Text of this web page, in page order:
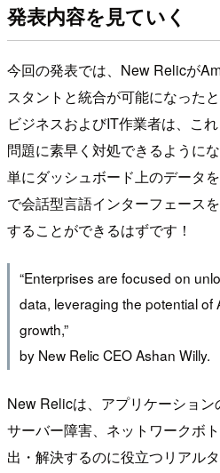
発表内容を見ていく
今回の発表では、New Relicが
スタントと統合が可能になったと
ビジネスおよびIT作業者は、こ
問題に素早く対処できるようにな
単にダッシュボード上のデータ
で会話型言語インターフェース
することができるはずです！
“Enterprises are focused on
data, leveraging the potential of
growth,”
by New Relic CEO Ashan Willy.
New Relicは、アプリケーション
サーバー障害、ネットワークボ
出・解決するのに役立つリアル